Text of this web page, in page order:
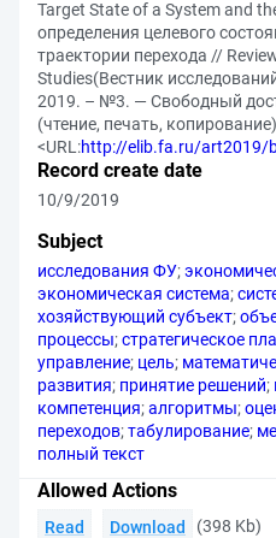
Target State of a System and
определения целевого
траектории перехода //
Studies(Вестник
2019. – №3. — Свободный
(чтение, печать,
<URL:http://elib.fa.ru/art2019/
Record create date
10/9/2019
Subject
исследования ФУ;
экономическая система;
хозяйствующий субъект;
процессы;стратегическое
управление; цель;
развития; принятие решений;
компетенция;алгоритмы;
переходов;табулирование;
полный текст
Allowed Actions
Read Download (398 Kb)